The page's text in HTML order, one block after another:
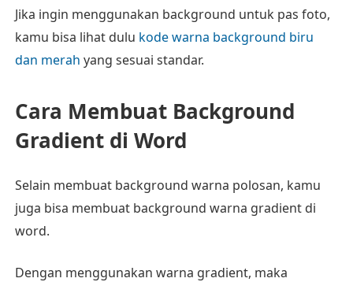
Jika ingin menggunakan background untuk pas foto,
kamu bisa lihat dulu kode warna background biru
dan merah yang sesuai standar.
Cara Membuat Background
Gradient di Word
Selain membuat background warna polosan, kamu
juga bisa membuat background warna gradient di
word.
Dengan menggunakan warna gradient, maka